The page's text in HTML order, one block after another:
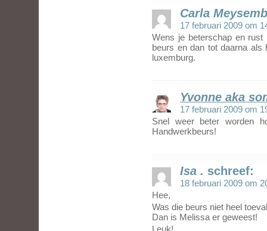
Carla
17 februari 2009 om
Wens je beterschap en
beurs en dan tot daarna
luxemburg.
Yvonne aka
17 februari 2009 om
Snel weer beter worden
Handwerkbeurs!
Isa . schreef:
18 februari 2009 om
Hee,
Was die beurs niet heel
Dan is Melissa er geweest!
Leuk!